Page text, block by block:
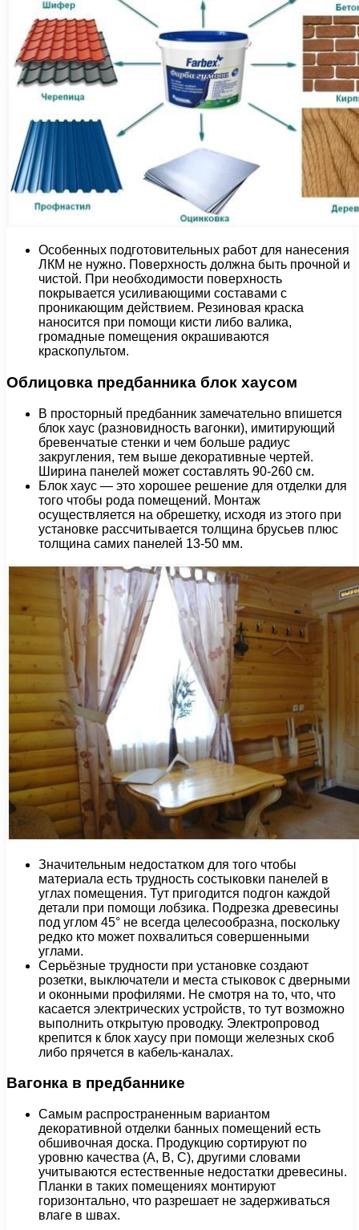
Особенных подготовительных работ для нанесения
ЛКМ не нужно. Поверхность должна быть прочной и
чистой. При необходимости поверхность
покрывается усиливающими составами с
проникающим действием. Резиновая краска
наносится при помощи кисти либо валика,
громадные помещения окрашиваются
краскопультом.
Облицовка предбанника блок хаусом
В просторный предбанник замечательно впишется
блок хаус (разновидность вагонки), имитирующий
бревенчатые стенки и чем больше радиус
закругления, тем выше декоративные чертей.
Ширина панелей может составлять 90-260 см.
Блок хаус — это хорошее решение для отделки для
того чтобы рода помещений. Монтаж
осуществляется на обрешетку, исходя из этого при
установке рассчитывается толщина брусьев плюс
толщина самих панелей 13-50 мм.
Значительным недостатком для того чтобы
материала есть трудность состыковки панелей в
углах помещения. Тут пригодится подгон каждой
детали при помощи лобзика. Подрезка древесины
под углом 45° не всегда целесообразна, поскольку
редко кто может похвалиться совершенными
углами.
Серьёзные трудности при установке создают
розетки, выключатели и места стыковок с дверными
и оконными профилями. Не смотря на то, что, что
касается электрических устройств, то тут возможно
выполнить открытую проводку. Электропровод
крепится к блок хаусу при помощи железных скоб
либо прячется в кабель-каналах.
Вагонка в предбаннике
Самым распространенным вариантом
декоративной отделки банных помещений есть
обшивочная доска. Продукцию сортируют по
уровню качества (A, B, C), другими словами
учитываются естественные недостатки древесины.
Планки в таких помещениях монтируют
горизонтально, что разрешает не задерживаться
влаге в швах.